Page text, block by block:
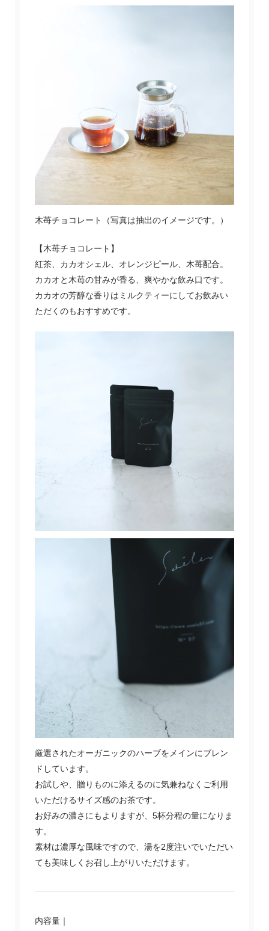
木苺チョコレート（写真は抽出のイメージです。）
【木苺チョコレート】
紅茶、カカオシェル、オレンジピール、木苺配合。
カカオと木苺の甘みが香る、爽やかな飲み口です。
カカオの芳醇な香りはミルクティーにしてお飲みい
ただくのもおすすめです。
厳選されたオーガニックのハーブをメインにブレン
ドしています。
お試しや、贈りものに添えるのに気兼ねなくご利用
いただけるサイズ感のお茶です。
お好みの濃さにもよりますが、5杯分程の量になりま
す。
素材は濃厚な風味ですので、湯を2度注いでいただい
ても美味しくお召し上がりいただけます。
内容量｜